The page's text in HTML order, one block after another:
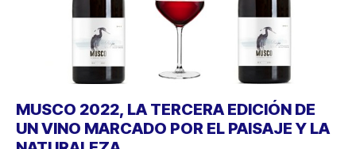
MUSCO 2022, LA TERCERA EDICIÓN DE
UN VINO MARCADO POR EL PAISAJE Y LA